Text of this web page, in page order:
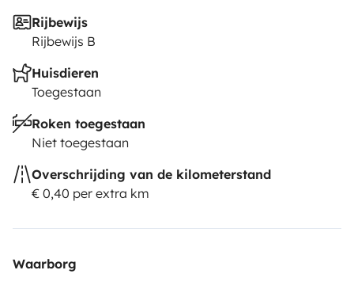
inoubliable avec le LUCKY SIX. Contactez-nous dès
maintenant pour réserver votre prochaine aventure !
Rijbewijs
Rijbewijs B
Huisdieren
Toegestaan
Roken toegestaan
Niet toegestaan
Overschrijding van de kilometerstand
€ 0,40 per extra km
Waarborg